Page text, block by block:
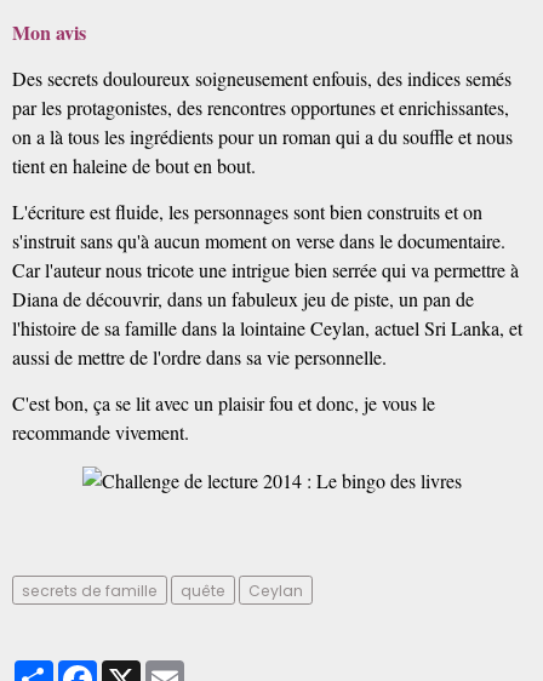
Mon avis
Des secrets douloureux soigneusement enfouis, des indices semés
par les protagonistes, des rencontres opportunes et enrichissantes,
on a là tous les ingrédients pour un roman qui a du souffle et nous
tient en haleine de bout en bout.
L'écriture est fluide, les personnages sont bien construits et on
s'instruit sans qu'à aucun moment on verse dans le documentaire.
Car l'auteur nous tricote une intrigue bien serrée qui va permettre à
Diana de découvrir, dans un fabuleux jeu de piste, un pan de
l'histoire de sa famille dans la lointaine Ceylan, actuel Sri Lanka, et
aussi de mettre de l'ordre dans sa vie personnelle.
C'est bon, ça se lit avec un plaisir fou et donc, je vous le
recommande vivement.
secrets de famille quête Ceylan
PartagerFacebook
X